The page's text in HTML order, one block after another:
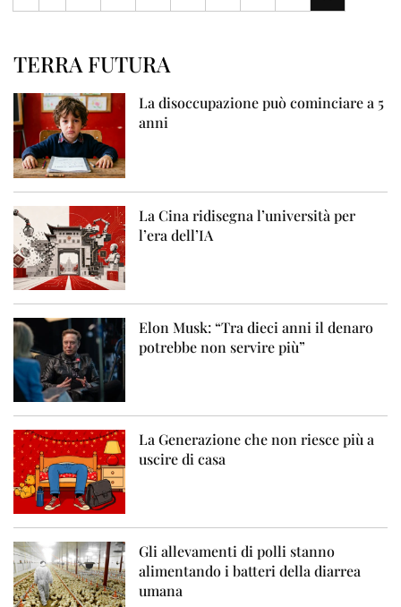
TERRA FUTURA
La disoccupazione può cominciare a 5
anni
La Cina ridisegna l’università per
l’era dell’IA
Elon Musk: “Tra dieci anni il denaro
potrebbe non servire più”
La Generazione che non riesce più a
uscire di casa
Gli allevamenti di polli stanno
alimentando i batteri della diarrea
umana